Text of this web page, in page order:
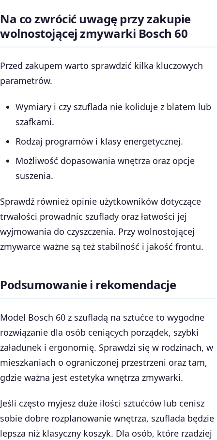
Na co zwrócić uwagę przy zakupie
wolnostojącej zmywarki Bosch 60
Przed zakupem warto sprawdzić kilka kluczowych
parametrów.
Wymiary i czy szuflada nie koliduje z blatem lub
szafkami.
Rodzaj programów i klasy energetycznej.
Możliwość dopasowania wnętrza oraz opcje
suszenia.
Sprawdź również opinie użytkowników dotyczące
trwałości prowadnic szuflady oraz łatwości jej
wyjmowania do czyszczenia. Przy wolnostojącej
zmywarce ważne są też stabilność i jakość frontu.
Podsumowanie i rekomendacje
Model Bosch 60 z szufladą na sztućce to wygodne
rozwiązanie dla osób ceniących porządek, szybki
załadunek i ergonomię. Sprawdzi się w rodzinach, w
mieszkaniach o ograniczonej przestrzeni oraz tam,
gdzie ważna jest estetyka wnętrza zmywarki.
Jeśli często myjesz duże ilości sztućców lub cenisz
sobie dobre rozplanowanie wnętrza, szuflada będzie
lepsza niż klasyczny koszyk. Dla osób, które rzadziej